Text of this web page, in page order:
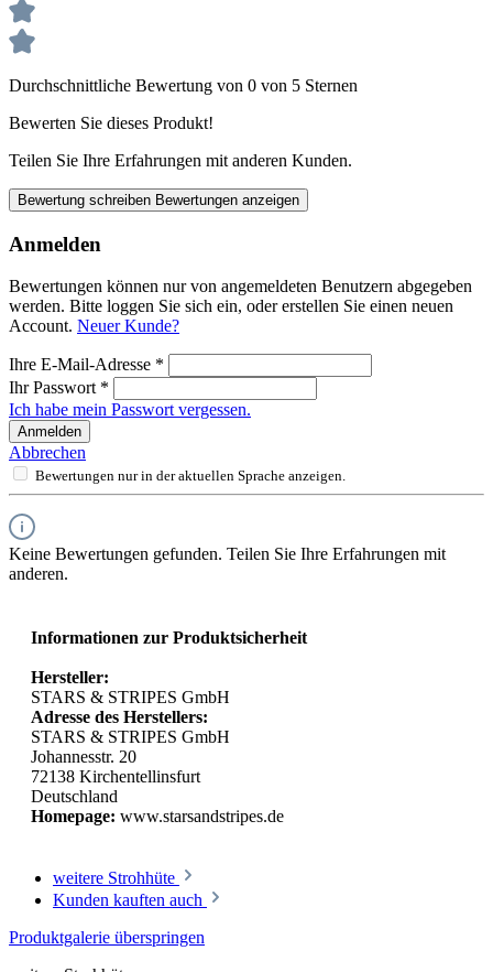
Durchschnittliche Bewertung von 0 von 5 Sternen
Bewerten Sie dieses Produkt!
Teilen Sie Ihre Erfahrungen mit anderen Kunden.
Bewertung schreiben Bewertungen anzeigen
Anmelden
Bewertungen können nur von angemeldeten Benutzern abgegeben
werden. Bitte loggen Sie sich ein, oder erstellen Sie einen neuen
Account. Neuer Kunde?
Ihre E-Mail-Adresse *
Ihr Passwort *
Ich habe mein Passwort vergessen.
Anmelden
Abbrechen
Bewertungen nur in der aktuellen Sprache anzeigen.
Keine Bewertungen gefunden. Teilen Sie Ihre Erfahrungen mit
anderen.
Informationen zur Produktsicherheit
Hersteller:
STARS & STRIPES GmbH
Adresse des Herstellers:
STARS & STRIPES GmbH
Johannesstr. 20
72138 Kirchentellinsfurt
Deutschland
Homepage: www.starsandstripes.de
weitere Strohhüte
Kunden kauften auch
Produktgalerie überspringen